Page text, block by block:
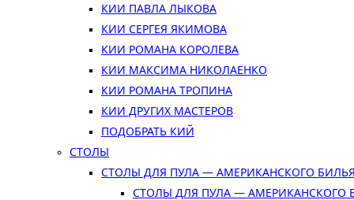
КИИ ПАВЛА ЛЫКОВА
КИИ СЕРГЕЯ ЯКИМОВА
КИИ РОМАНА КОРОЛЕВА
КИИ МАКСИМА НИКОЛАЕНКО
КИИ РОМАНА ТРОПИНА
КИИ ДРУГИХ МАСТЕРОВ
ПОДОБРАТЬ КИЙ
СТОЛЫ
СТОЛЫ ДЛЯ ПУЛА — АМЕРИКАНСКОГО
СТОЛЫ ДЛЯ ПУЛА — АМЕРИКАНСКОГО